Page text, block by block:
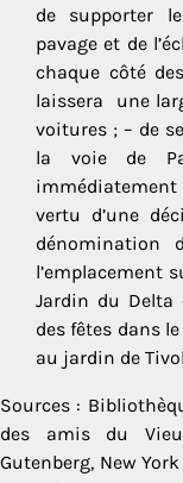
de supporter
pavage et de
chaque côté
laissera une
voitures ; – de
la voie de
vertu d’une
dénomination
l’emplacement
Jardin du Delta
des fêtes dans
au jardin de
Sources :
des amis du
Gutenberg, New